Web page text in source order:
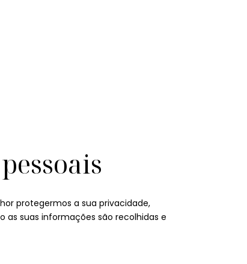
protegermos a sua privacidade,
suas informações são recolhidas e